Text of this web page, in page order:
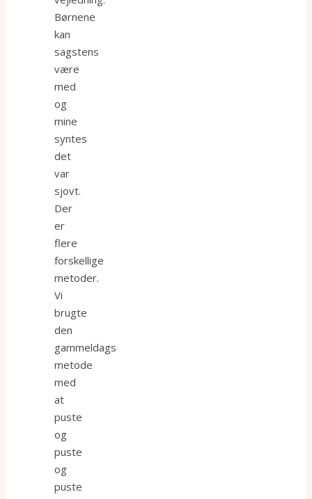
Børnene
kan
sagstens
være
med
og
mine
syntes
det
var
sjovt.
Der
er
flere
forskellige
metoder.
Vi
brugte
den
gammeldags
metode
med
at
puste
og
puste
og
puste